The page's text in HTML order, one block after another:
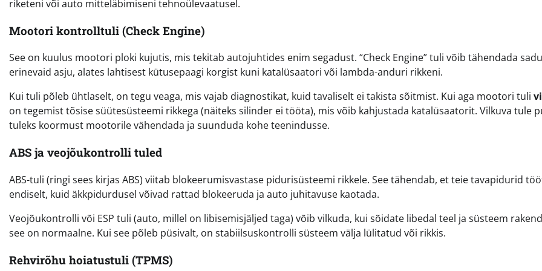
riketeni või auto mitteläbimiseni tehnoülevaatusel.
Mootori kontrolltuli (Check Engine)
See on kuulus mootori ploki kujutis, mis tekitab autojuhtides enim segadust. “Check Engine” tuli võib tähendada sadu
erinevaid asju, alates lahtisest kütusepaagi korgist kuni katalüsaatori või lambda-anduri rikkeni.
Kui tuli põleb ühtlaselt, on tegu veaga, mis vajab diagnostikat, kuid tavaliselt ei takista sõitmist. Kui aga mootori tuli
on tegemist tõsise süütesüsteemi rikkega (näiteks silinder ei tööta), mis võib kahjustada katalüsaatorit. Vilkuva tule
tuleks koormust mootorile vähendada ja suunduda kohe teenindusse.
ABS ja veojõukontrolli tuled
ABS-tuli (ringi sees kirjas ABS) viitab blokeerumisvastase pidurisüsteemi rikkele. See tähendab, et teie tavapidurid
endiselt, kuid äkkpidurdusel võivad rattad blokeeruda ja auto juhitavuse kaotada.
Veojõukontrolli või ESP tuli (auto, millel on libisemisjäljed taga) võib vilkuda, kui sõidate libedal teel ja süsteem
see on normaalne. Kui see põleb püsivalt, on stabiilsuskontrolli süsteem välja lülitatud või rikkis.
Rehvirõhu hoiatustuli (TPMS)